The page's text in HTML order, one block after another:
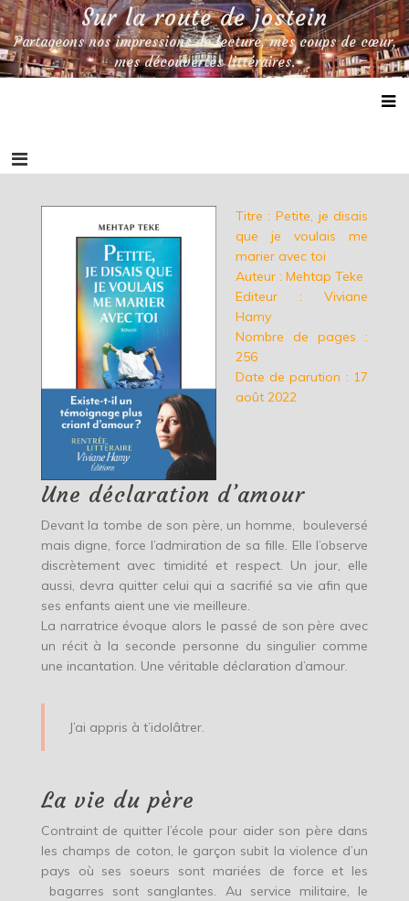
Skip
to
content
Sur la route de jostein
Partageons nos impressions de lecture, mes coups de cœur,
mes découvertes littéraires.
Titre : Petite, je disais
que je voulais me
marier avec toi
Auteur : Mehtap Teke
Editeur : Viviane
Hamy
Nombre de pages :
256
Date de parution : 17
août 2022
Une déclaration d’amour
Devant la tombe de son père, un homme, bouleversé
mais digne, force l’admiration de sa fille. Elle l’observe
discrètement avec timidité et respect. Un jour, elle
aussi, devra quitter celui qui a sacrifié sa vie afin que
ses enfants aient une vie meilleure.
La narratrice évoque alors le passé de son père avec
un récit à la seconde personne du singulier comme
une incantation. Une véritable déclaration d’amour.
J’ai appris à t’idolâtrer.
La vie du père
Contraint de quitter l’école pour aider son père dans
les champs de coton, le garçon subit la violence d’un
pays où ses soeurs sont mariées de force et les
bagarres sont sanglantes. Au service militaire, le